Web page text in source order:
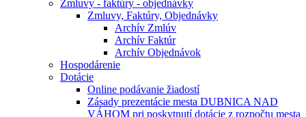
Zmluvy - faktúry - objednávky
Zmluvy, Faktúry, Objednávky
Archív Zmlúv
Archív Faktúr
Archív Objednávok
Hospodárenie
Dotácie
Online podávanie žiadostí
Zásady prezentácie mesta DUBNICA NAD
VÁHOM pri poskytnutí dotácie z rozpočtu mesta